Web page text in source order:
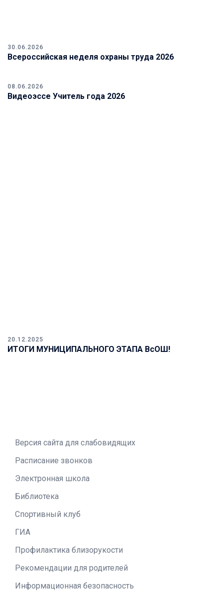
30.06.2026
Всероссийская неделя охраны труда 2026
08.06.2026
Видеоэссе Учитель года 2026
20.12.2025
ИТОГИ МУНИЦИПАЛЬНОГО ЭТАПА ВсОШ!
Версия сайта для слабовидящих
Расписание звонков
Электронная школа
Библиотека
Спортивный клуб
ГИА
Профилактика близорукости
Рекомендации для родителей
Информационная безопасность